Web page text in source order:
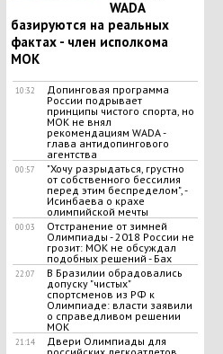
WADA
базируются на реальных
фактах - член исполкома
МОК
10:32
Допинговая программа
России подрывает
принципы чистого спорта, но
МОК не внял
рекомендациям WADA -
глава антидопингового
агентства
00:57
"Хочу разрыдаться, грустно
от собственного бессилия
перед этим беспределом", -
Исинбаева о крахе
олимпийской мечты
00:03
Отстранение от зимней
Олимпиады - 2018 России не
грозит: МОК не обсуждал
подобных решений - Бах
22:07
В Бразилии обрадовались
допуску "чистых"
спортсменов из РФ к
Олимпиаде: власти заявили
о справедливом решении
МОК
21:14
Двери Олимпиады для